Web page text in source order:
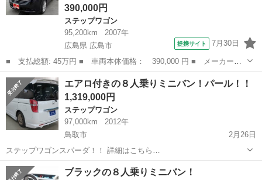
390,000円
ステップワゴン
95,200km
2007年
広島県 広島市
提携サイト 7月30日
■ 支払総額: 45万円 ■ 車両本体価格： 390,000 円 ■ メーカー
名： ホンダ ■ 車種名： ステップワゴン ■ グレード名： Ｇ
ＨＤＤナビスタイルエディション クーラーガスクリーニング施工済
み クラッツィオ...
広島 広島市 ステップワゴン
エアロ付きの８人乗りミニバン！パール！！
1,319,000円
ステップワゴン
97,000km
2012年
鳥取市
2月26日
ステップワゴンスパーダ！！ 詳細はこちら
→https://www.otoron.jp/lists/detail?carno=025906 こんにちは!(^^)! 自
社ローン専門中古車販売店のオトロン練馬店です！...
鳥取 ステップワゴン ステップワゴンスパーダ
ブラックの８人乗りミニバン！